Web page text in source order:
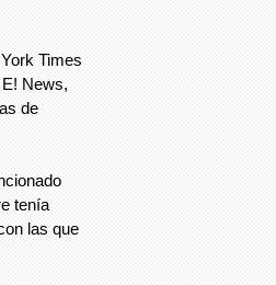
Times
News,
de
tenía
las que